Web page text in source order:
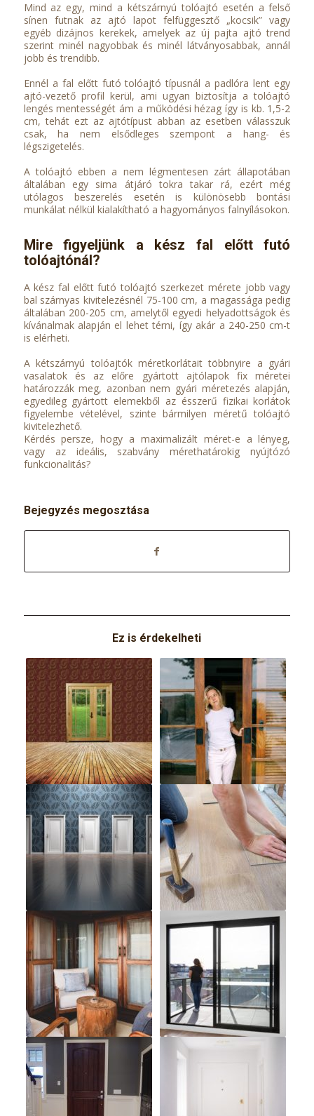
Mind az egy, mind a kétszárnyú tolóajtó esetén a felső
sínen futnak az ajtó lapot felfüggesztő „kocsik” vagy
egyéb dizájnos kerekek, amelyek az új pajta ajtó trend
szerint minél nagyobbak és minél látványosabbak, annál
jobb és trendibb.
Ennél a fal előtt futó tolóajtó típusnál a padlóra lent egy
ajtó-vezető profil kerül, ami ugyan biztosítja a tolóajtó
lengés mentességét ám a működési hézag így is kb. 1,5-2
cm, tehát ezt az ajtótípust abban az esetben válasszuk
csak, ha nem elsődleges szempont a hang- és
légszigetelés.
A tolóajtó ebben a nem légmentesen zárt állapotában
általában egy sima átjáró tokra takar rá, ezért még
utólagos beszerelés esetén is különösebb bontási
munkálat nélkül kialakítható a hagyományos falnyílásokon.
Mire figyeljünk a kész fal előtt futó
tolóajtónál?
A kész fal előtt futó tolóajtó szerkezet mérete jobb vagy
bal szárnyas kivitelezésnél 75-100 cm, a magassága pedig
általában 200-205 cm, amelytől egyedi helyadottságok és
kívánalmak alapján el lehet térni, így akár a 240-250 cm-t
is elérheti.
A kétszárnyú tolóajtók méretkorlátait többnyire a gyári
vasalatok és az előre gyártott ajtólapok fix méretei
határozzák meg, azonban nem gyári méretezés alapján,
egyedileg gyártott elemekből az ésszerű fizikai korlátok
figyelembe vételével, szinte bármilyen méretű tolóajtó
kivitelezhető.
Kérdés persze, hogy a maximalizált méret-e a lényeg,
vagy az ideális, szabvány mérethatárokig nyújtózó
funkcionalitás?
Bejegyzés megosztása
Ez is érdekelheti